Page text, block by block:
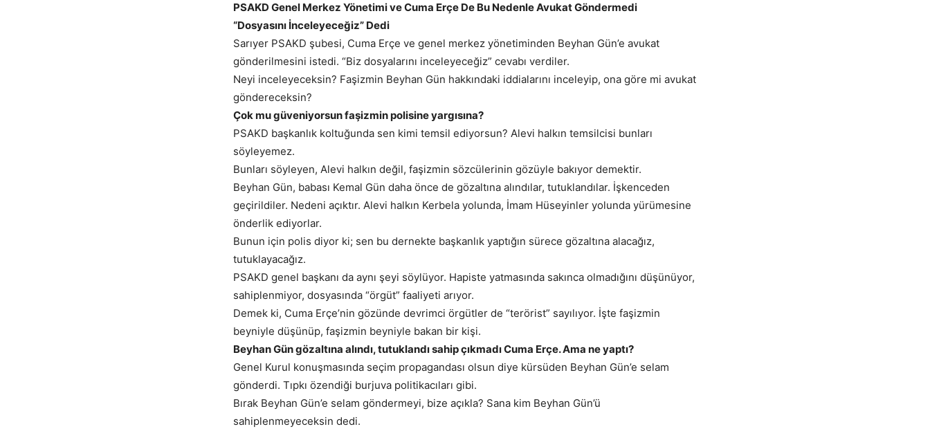
PSAKD Genel Merkez Yönetimi ve Cuma Erçe De Bu Nedenle Avukat Göndermedi
“Dosyasını İnceleyeceğiz” Dedi
Sarıyer PSAKD şubesi, Cuma Erçe ve genel merkez yönetiminden Beyhan Gün’e avukat
gönderilmesini istedi. “Biz dosyalarını inceleyeceğiz” cevabı verdiler.
Neyi inceleyeceksin? Faşizmin Beyhan Gün hakkındaki iddialarını inceleyip, ona göre mi avukat
göndereceksin?
Çok mu güveniyorsun faşizmin polisine yargısına?
PSAKD başkanlık koltuğunda sen kimi temsil ediyorsun? Alevi halkın temsilcisi bunları
söyleyemez.
Bunları söyleyen, Alevi halkın değil, faşizmin sözcülerinin gözüyle bakıyor demektir.
Beyhan Gün, babası Kemal Gün daha önce de gözaltına alındılar, tutuklandılar. İşkenceden
geçirildiler. Nedeni açıktır. Alevi halkın Kerbela yolunda, İmam Hüseyinler yolunda yürümesine
önderlik ediyorlar.
Bunun için polis diyor ki; sen bu dernekte başkanlık yaptığın sürece gözaltına alacağız,
tutuklayacağız.
PSAKD genel başkanı da aynı şeyi söylüyor. Hapiste yatmasında sakınca olmadığını düşünüyor,
sahiplenmiyor, dosyasında “örgüt” faaliyeti arıyor.
Demek ki, Cuma Erçe’nin gözünde devrimci örgütler de “terörist” sayılıyor. İşte faşizmin
beyniyle düşünüp, faşizmin beyniyle bakan bir kişi.
Beyhan Gün gözaltına alındı, tutuklandı sahip çıkmadı Cuma Erçe. Ama ne yaptı?
Genel Kurul konuşmasında seçim propagandası olsun diye kürsüden Beyhan Gün’e selam
gönderdi. Tıpkı özendiği burjuva politikacıları gibi.
Bırak Beyhan Gün’e selam göndermeyi, bize açıkla? Sana kim Beyhan Gün’ü
sahiplenmeyeceksin dedi.